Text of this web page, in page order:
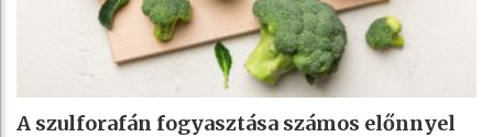
A szulforafán fogyasztása számos előnnyel